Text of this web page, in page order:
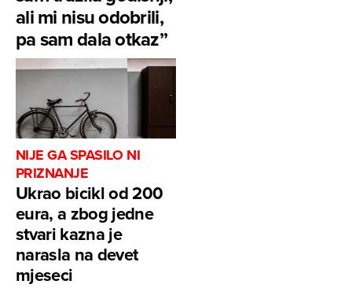
ali mi nisu odobrili,
pa sam dala otkaz”
NIJE GA SPASILO NI
PRIZNANJE
Ukrao bicikl od 200
eura, a zbog jedne
stvari kazna je
narasla na devet
mjeseci